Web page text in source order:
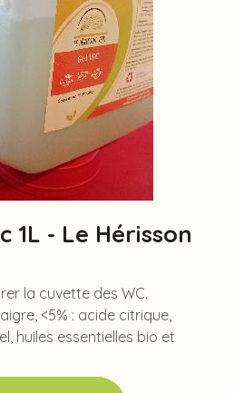
1L - Le Hérisson
la cuvette des WC.
<5% : acide citrique,
huiles essentielles bio et